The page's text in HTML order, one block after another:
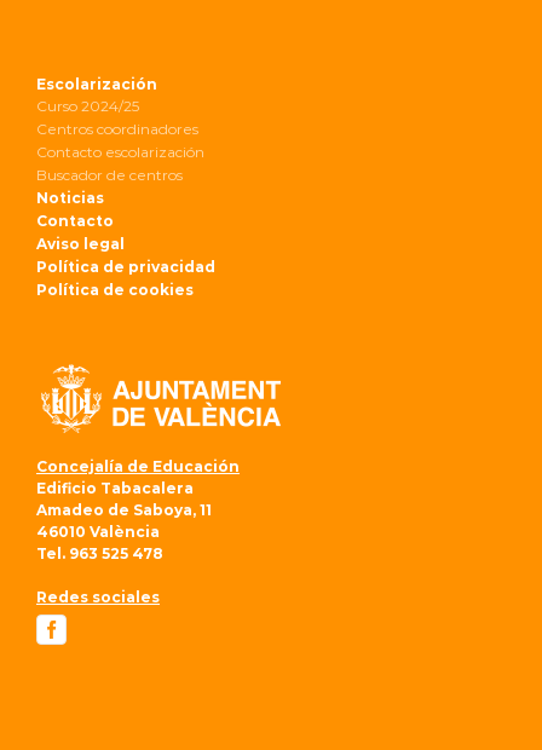
Escolarización
Curso 2024/25
Centros coordinadores
Contacto escolarización
Buscador de centros
Noticias
Contacto
Aviso legal
Política de privacidad
Política de cookies
Concejalía de Educación
Edificio Tabacalera
Amadeo de Saboya, 11
46010 València
Tel. 963 525 478
Redes sociales